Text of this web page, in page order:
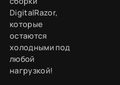
DigitalRazor,
которые
остаются
холодными под
любой
нагрузкой!